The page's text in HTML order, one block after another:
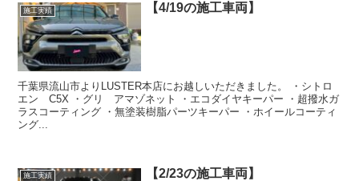
施工実績 【4/19の施工車両】
千葉県流山市よりLUSTER本店にお越しいただきました。 ・シトロ
エン C5X ・グリ アマゾネット ・エコダイヤキーパー ・超撥水ガ
ラスコーティング ・無塗装樹脂パーツキーパー ・ホイールコーティ
ング...
施工実績 【2/23の施工車両】